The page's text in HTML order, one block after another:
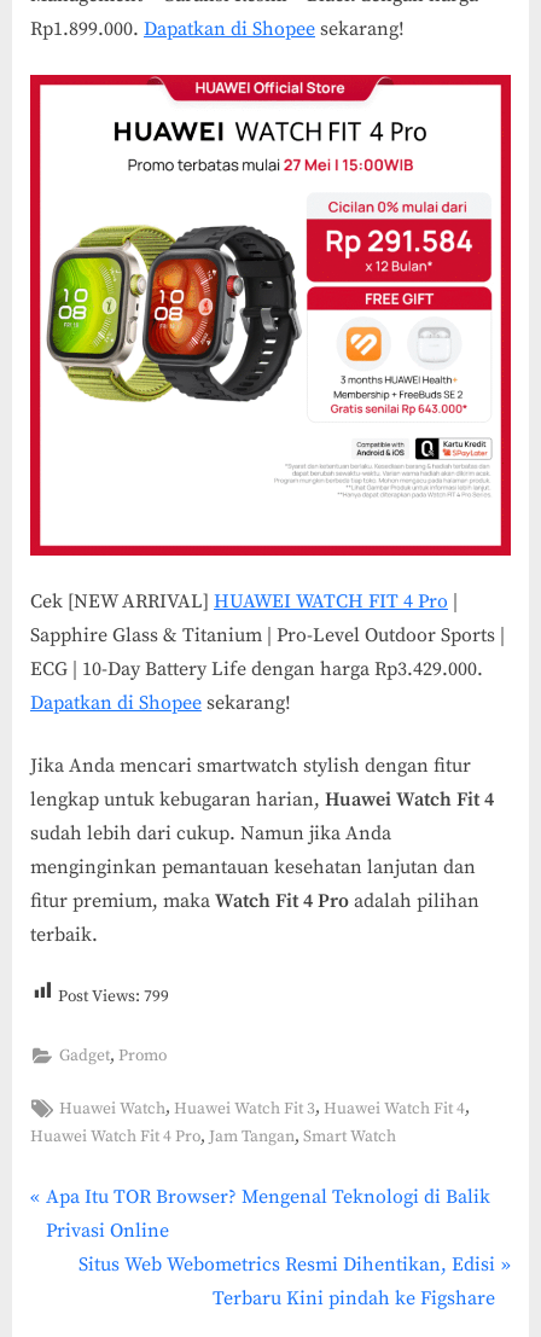
Rp1.899.000. Dapatkan di Shopee sekarang!
Cek [NEW ARRIVAL] HUAWEI WATCH FIT 4 Pro
Sapphire Glass & Titanium | Pro-Level Outdoor Sports |
ECG | 10-Day Battery Life dengan harga Rp3.429.000.
Dapatkan di Shopee sekarang!
Jika Anda mencari smartwatch stylish dengan fitur
lengkap untuk kebugaran harian, Huawei Watch Fit 4
sudah lebih dari cukup. Namun jika Anda
menginginkan pemantauan kesehatan lanjutan dan
fitur premium, maka Watch Fit 4 Pro adalah pilihan
terbaik.
Post Views: 799
Gadget,Promo
Tags:
Huawei Watch,Huawei Watch Fit 3,Huawei Watch Fit 4,
Huawei Watch Fit 4 Pro, Jam Tangan, Smart Watch
Post
navigation
P
r
Apa Itu TOR Browser? Mengenal Teknologi di Balik
Privasi Online
N
Situs Web Webometrics Resmi Dihentikan, Edisi
Terbaru Kini pindah ke Figshare